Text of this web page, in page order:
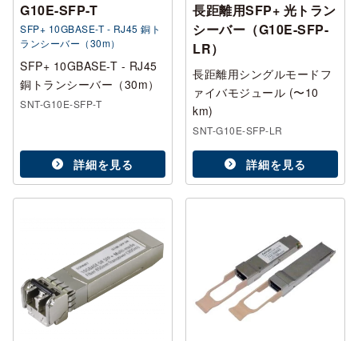
G10E-SFP-T
SFP+ 10GBASE-T - RJ45 銅ト
ランシーバー（30m）
SFP+ 10GBASE-T - RJ45
銅トランシーバー（30m）
SNT-G10E-SFP-T
詳細を見る
長距離用SFP+ 光トラン
シーバー（G10E-SFP-
LR）
長距離用シングルモードフ
ァイバモジュール (〜10
km)
SNT-G10E-SFP-LR
詳細を見る